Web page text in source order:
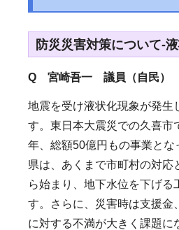
防災災害対策について-
Q 宮崎吾一 議員（自民）
地震を受け液状化現象が発生
す。東日本大震災での久喜市
年、総額50億円もの事業とな
県は、あくまで市町村の対
ら始まり、地下水位を下げ
す。さらに、災害時は支援金
に対する不満が大きく課題に